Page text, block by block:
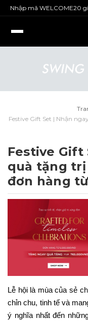
Nhập mã WELCOME20
Festive Gift Set | Nhận
Festive Gift
quà tặng trị
đơn hàng
Lễ hội là mùa của sẻ
chỉn chu, tinh tế và
ý nghĩa nhất đến